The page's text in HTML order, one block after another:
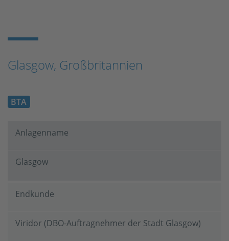
Glasgow, Großbritannien
BTA
Anlagenname
Glasgow
Endkunde
Viridor (DBO-Auftragnehmer der Stadt Glasgow)